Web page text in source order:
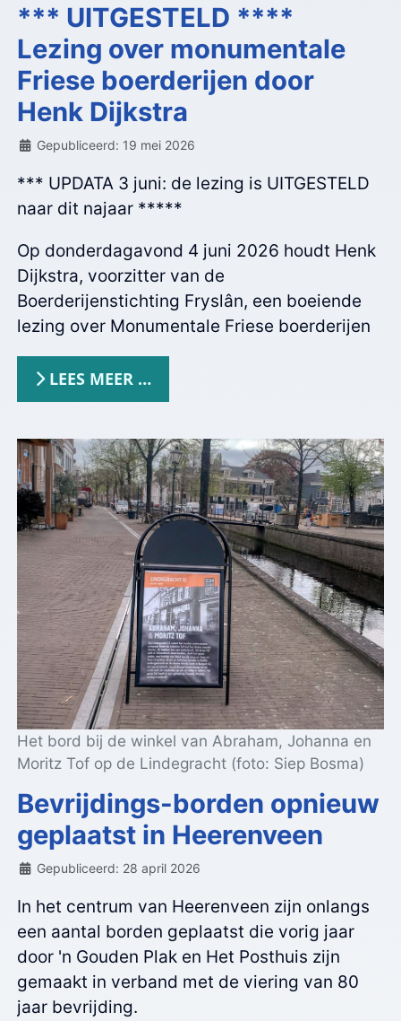
*** UITGESTELD ****
Lezing over monumentale
Friese boerderijen door
Henk Dijkstra
Details
Gepubliceerd: 19 mei 2026
*** UPDATA 3 juni: de lezing is UITGESTELD
naar dit najaar *****
Op donderdagavond 4 juni 2026 houdt Henk
Dijkstra, voorzitter van de
Boerderijenstichting Fryslân, een boeiende
lezing over Monumentale Friese boerderijen
LEES MEER …
Het bord bij de winkel van Abraham, Johanna en
Moritz Tof op de Lindegracht (foto: Siep Bosma)
Bevrijdings-borden opnieuw
geplaatst in Heerenveen
Details
Gepubliceerd: 28 april 2026
In het centrum van Heerenveen zijn onlangs
een aantal borden geplaatst die vorig jaar
door 'n Gouden Plak en Het Posthuis zijn
gemaakt in verband met de viering van 80
jaar bevrijding.